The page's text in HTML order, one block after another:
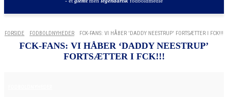
FORSIDE FODBOLDNYHEDER FCK-FANS: VI HÅBER 'DADDY NEESTRUP' FORTSÆTTER I FCK!!!
FCK-FANS: VI HÅBER ‘DADDY NEESTRUP’
FORTSÆTTER I FCK!!!